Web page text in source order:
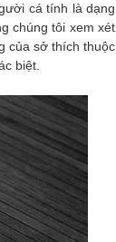
cá tính là dạng
chúng tôi xem xét
của sở thích thuộc
biệt.